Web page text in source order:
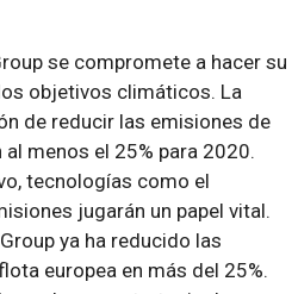
se compromete a hacer su
objetivos climáticos. La
de reducir las emisiones de
menos el 25% para 2020.
tecnologías como el
jugarán un papel vital.
ya ha reducido las
europea en más del 25%.